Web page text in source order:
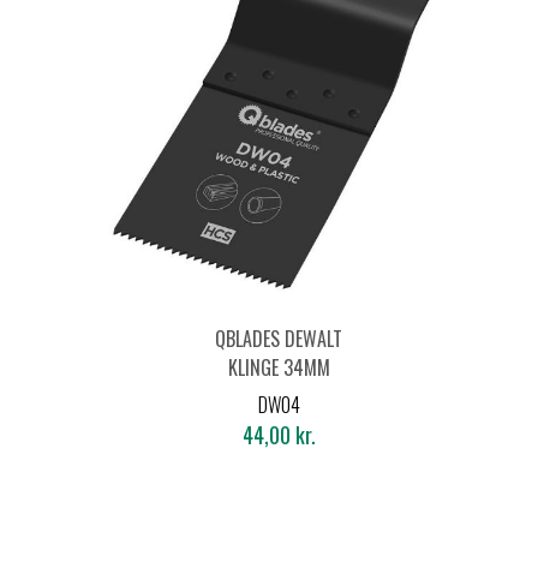
QBLADES DEWALT
KLINGE 34MM
TRÆ/PLAST/GIPS
DW04
44,00 kr.